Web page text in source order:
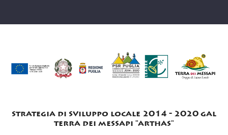
strategia di sviluppo locale 2014 - 2020 gal
terra dei messapi "arthas"